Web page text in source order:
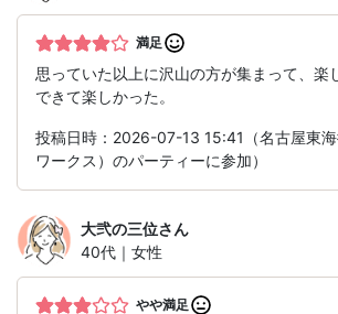
満足
思っていた以上に沢山の方が集まって、楽
できて楽しかった。
投稿日時：2026-07-13 15:41（名古屋東
ワークス）のパーティーに参加）
大弐の三位さん
40代｜女性
やや満足